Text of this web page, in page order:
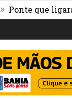
que ligará o